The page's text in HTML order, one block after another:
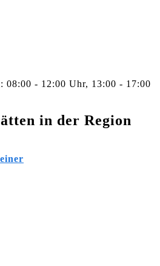
08:00 - 12:00 Uhr, 13:00 - 17:00
in der Region